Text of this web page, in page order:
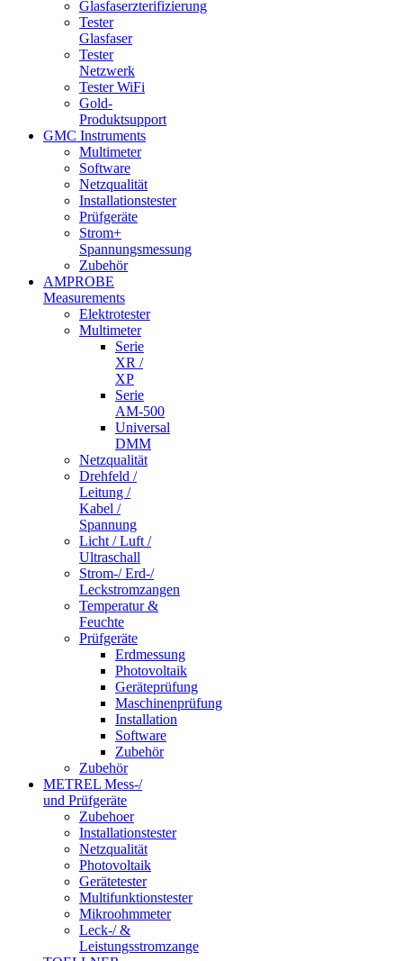
Glasfaserzterifizierung
Tester
Glasfaser
Tester
Netzwerk
Tester WiFi
Gold-
Produktsupport
GMC Instruments
Multimeter
Software
Netzqualität
Installationstester
Prüfgeräte
Strom+
Spannungsmessung
Zubehör
AMPROBE
Measurements
Elektrotester
Multimeter
Serie
XR /
XP
Serie
AM-500
Universal
DMM
Netzqualität
Drehfeld /
Leitung /
Kabel /
Spannung
Licht / Luft /
Ultraschall
Strom-/ Erd-/
Leckstromzangen
Temperatur &
Feuchte
Prüfgeräte
Erdmessung
Photovoltaik
Geräteprüfung
Maschinenprüfung
Installation
Software
Zubehör
Zubehör
METREL Mess-/
und Prüfgeräte
Zubehoer
Installationstester
Netzqualität
Photovoltaik
Gerätetester
Multifunktionstester
Mikroohmmeter
Leck-/ &
Leistungsstromzange